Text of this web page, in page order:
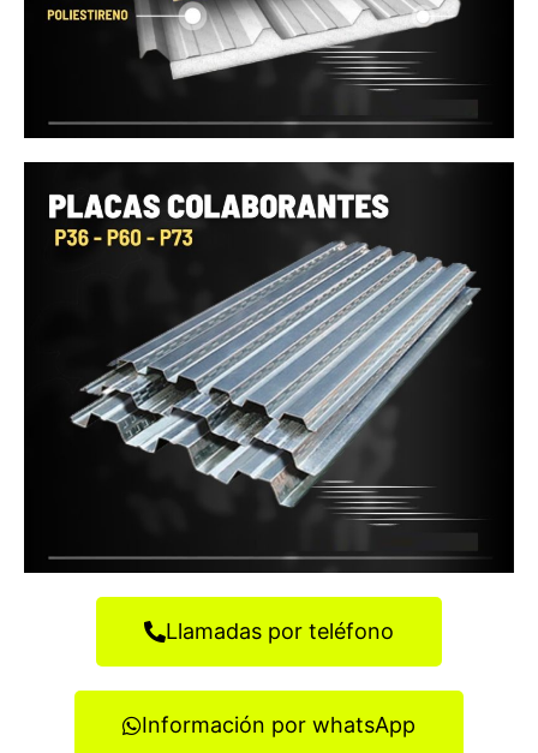
Llamadas por teléfono
Información por whatsApp